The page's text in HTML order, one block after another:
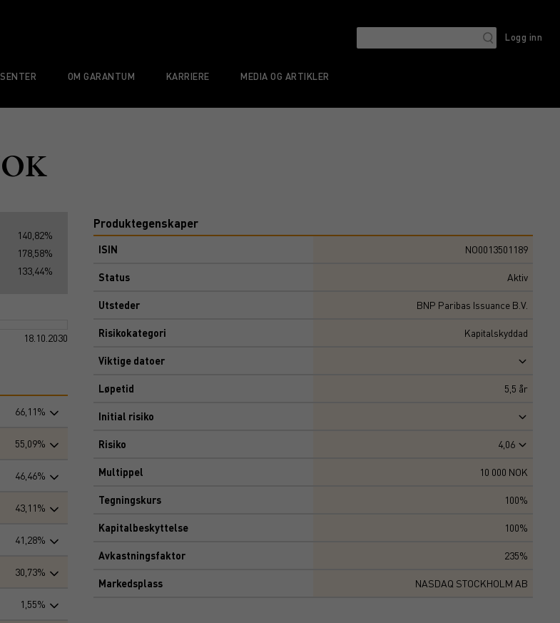
Logg inn
OM GARANTUM KARRIERE MEDIA OG ARTIKLER
140,82%
178,58%
133,44%
18.10.2030
66,11%
55,09%
46,46%
43,11%
41,28%
30,73%
1,55%
Produktegenskaper
ISIN NO0013501189
Status Aktiv
Utsteder BNP Paribas Issuance B.V.
Risikokategori Kapitalskyddad
Viktige datoer
Løpetid 5,5 år
Initial risiko
Risiko 4,06
Multippel 10 000 NOK
Tegningskurs 100%
Kapitalbeskyttelse 100%
Avkastningsfaktor 235%
Markedsplass NASDAQ STOCKHOLM AB